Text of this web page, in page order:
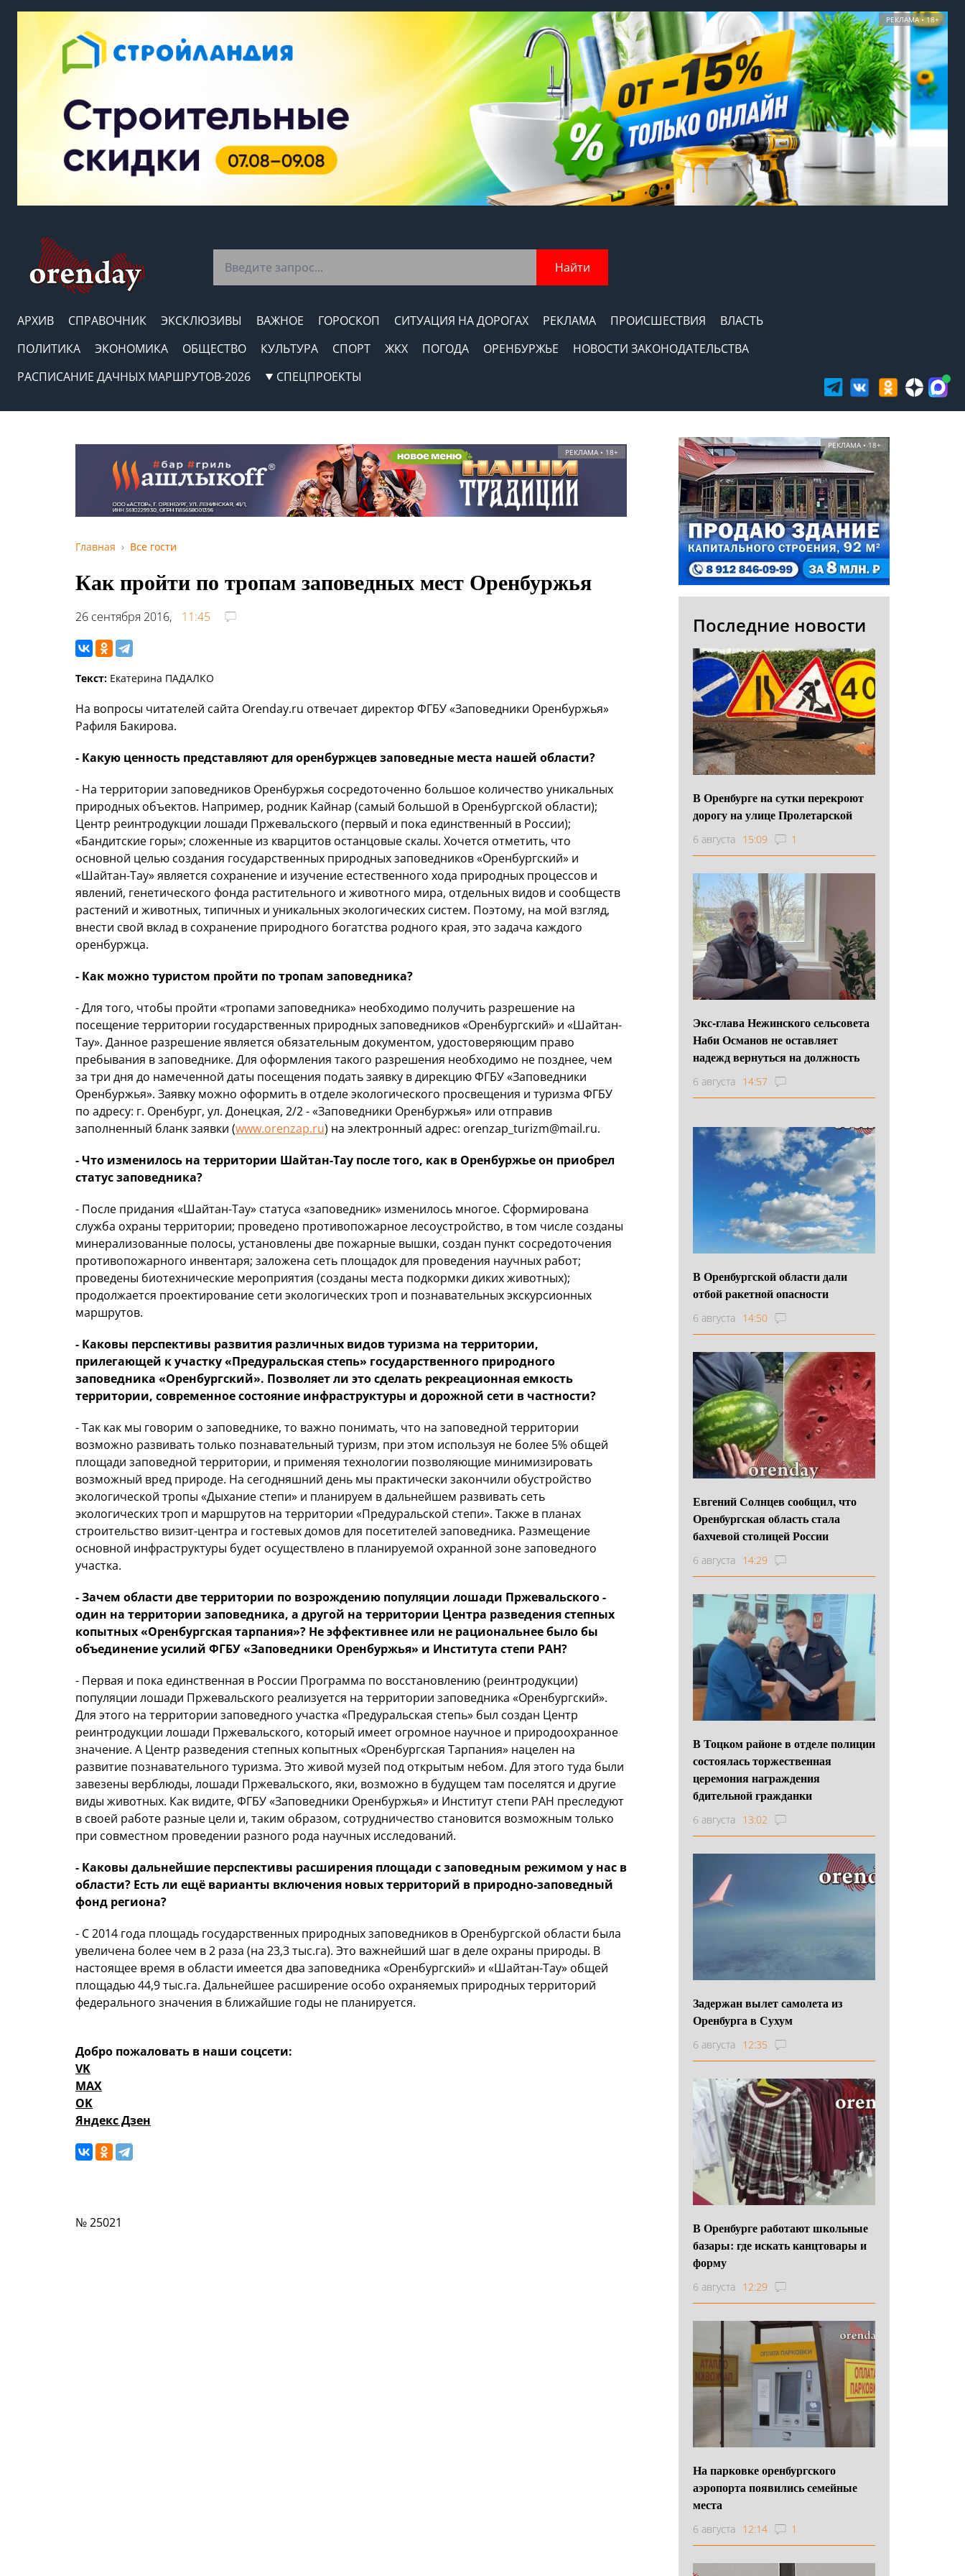
РЕКЛАМА • 18+
Найти
АРХИВ СПРАВОЧНИК ЭКСКЛЮЗИВЫ ВАЖНОЕ ГОРОСКОП СИТУАЦИЯ НА ДОРОГАХ РЕКЛАМА ПРОИСШЕСТВИЯ
ВЛАСТЬ
ПОЛИТИКА
ЭКОНОМИКА ОБЩЕСТВО КУЛЬТУРА СПОРТ ЖКХ ПОГОДА ОРЕНБУРЖЬЕ
НОВОСТИ ЗАКОНОДАТЕЛЬСТВА
РАСПИСАНИЕ ДАЧНЫХ МАРШРУТОВ-2026
СПЕЦПРОЕКТЫ
РЕКЛАМА • 18+
Главная Все гости
Как пройти по тропам заповедных мест Оренбуржья
26 сентября 2016, 11:45
Текст: Екатерина ПАДАЛКО
На вопросы читателей сайта Orenday.ru отвечает директор ФГБУ «Заповедники Оренбуржья»
Рафиля Бакирова.
- Какую ценность представляют для оренбуржцев заповедные места нашей области?
- На территории заповедников Оренбуржья сосредоточенно большое количество уникальных
природных объектов. Например, родник Кайнар (самый большой в Оренбургской области);
Центр реинтродукции лошади Пржевальского (первый и пока единственный в России);
«Бандитские горы»; сложенные из кварцитов останцовые скалы. Хочется отметить, что
основной целью создания государственных природных заповедников «Оренбургский» и
«Шайтан-Тау» является сохранение и изучение естественного хода природных процессов и
явлений, генетического фонда растительного и животного мира, отдельных видов и сообществ
растений и животных, типичных и уникальных экологических систем. Поэтому, на мой взгляд,
внести свой вклад в сохранение природного богатства родного края, это задача каждого
оренбуржца.
- Как можно туристом пройти по тропам заповедника?
- Для того, чтобы пройти «тропами заповедника» необходимо получить разрешение на
посещение территории государственных природных заповедников «Оренбургский» и «Шайтан-
Тау». Данное разрешение является обязательным документом, удостоверяющим право
пребывания в заповеднике. Для оформления такого разрешения необходимо не позднее, чем
за три дня до намеченной даты посещения подать заявку в дирекцию ФГБУ «Заповедники
Оренбуржья». Заявку можно оформить в отделе экологического просвещения и туризма ФГБУ
по адресу: г. Оренбург, ул. Донецкая, 2/2 - «Заповедники Оренбуржья» или отправив
заполненный бланк заявки (www.orenzap.ru) на электронный адрес: orenzap_turizm@mail.ru.
- Что изменилось на территории Шайтан-Тау после того, как в Оренбуржье он приобрел
статус заповедника?
- После придания «Шайтан-Тау» статуса «заповедник» изменилось многое. Сформирована
служба охраны территории; проведено противопожарное лесоустройство, в том числе созданы
минерализованные полосы, установлены две пожарные вышки, создан пункт сосредоточения
противопожарного инвентаря; заложена сеть площадок для проведения научных работ;
проведены биотехнические мероприятия (созданы места подкормки диких животных);
продолжается проектирование сети экологических троп и познавательных экскурсионных
маршрутов.
- Каковы перспективы развития различных видов туризма на территории,
прилегающей к участку «Предуральская степь» государственного природного
заповедника «Оренбургский». Позволяет ли это сделать рекреационная емкость
территории, современное состояние инфраструктуры и дорожной сети в частности?
- Так как мы говорим о заповеднике, то важно понимать, что на заповедной территории
возможно развивать только познавательный туризм, при этом используя не более 5% общей
площади заповедной территории, и применяя технологии позволяющие минимизировать
возможный вред природе. На сегодняшний день мы практически закончили обустройство
экологической тропы «Дыхание степи» и планируем в дальнейшем развивать сеть
экологических троп и маршрутов на территории «Предуральской степи». Также в планах
строительство визит-центра и гостевых домов для посетителей заповедника. Размещение
основной инфраструктуры будет осуществлено в планируемой охранной зоне заповедного
участка.
- Зачем области две территории по возрождению популяции лошади Пржевальского -
один на территории заповедника, а другой на территории Центра разведения степных
копытных «Оренбургская тарпания»? Не эффективнее или не рациональнее было бы
объединение усилий ФГБУ «Заповедники Оренбуржья» и Института степи РАН?
- Первая и пока единственная в России Программа по восстановлению (реинтродукции)
популяции лошади Пржевальского реализуется на территории заповедника «Оренбургский».
Для этого на территории заповедного участка «Предуральская степь» был создан Центр
реинтродукции лошади Пржевальского, который имеет огромное научное и природоохранное
значение. А Центр разведения степных копытных «Оренбургская Тарпания» нацелен на
развитие познавательного туризма. Это живой музей под открытым небом. Для этого туда были
завезены верблюды, лошади Пржевальского, яки, возможно в будущем там поселятся и другие
виды животных. Как видите, ФГБУ «Заповедники Оренбуржья» и Институт степи РАН преследуют
в своей работе разные цели и, таким образом, сотрудничество становится возможным только
при совместном проведении разного рода научных исследований.
- Каковы дальнейшие перспективы расширения площади с заповедным режимом у нас в
области? Есть ли ещё варианты включения новых территорий в природно-заповедный
фонд региона?
- С 2014 года площадь государственных природных заповедников в Оренбургской области была
увеличена более чем в 2 раза (на 23,3 тыс.га). Это важнейший шаг в деле охраны природы. В
настоящее время в области имеется два заповедника «Оренбургский» и «Шайтан-Тау» общей
площадью 44,9 тыс.га. Дальнейшее расширение особо охраняемых природных территорий
федерального значения в ближайшие годы не планируется.
Добро пожаловать в наши соцсети:
VK
MAX
OK
Яндекс Дзен
№ 25021
РЕКЛАМА • 18+
Последние новости
В Оренбурге на сутки перекроют
дорогу на улице Пролетарской
6 августа 15:09 1
Экс-глава Нежинского сельсовета
Наби Османов не оставляет
надежд вернуться на должность
6 августа 14:57
В Оренбургской области дали
отбой ракетной опасности
6 августа 14:50
Евгений Солнцев сообщил, что
Оренбургская область стала
бахчевой столицей России
6 августа 14:29
В Тоцком районе в отделе полиции
состоялась торжественная
церемония награждения
бдительной гражданки
6 августа 13:02
Задержан вылет самолета из
Оренбурга в Сухум
6 августа 12:35
В Оренбурге работают школьные
базары: где искать канцтовары и
форму
6 августа 12:29
На парковке оренбургского
аэропорта появились семейные
места
6 августа 12:14 1